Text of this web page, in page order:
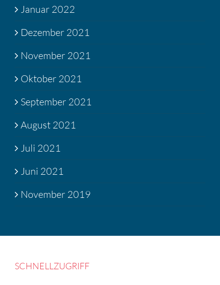
Januar 2022
Dezember 2021
November 2021
Oktober 2021
September 2021
August 2021
Juli 2021
Juni 2021
November 2019
SCHNELL­ZU­GRIFF